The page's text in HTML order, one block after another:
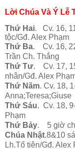
Lời Chúa Và Ý
Thứ Hai. Cv. 16,
tộc/Gđ. Alex Phạm
Thứ Ba. Cv. 16,
Trần Ch. Thắng
Thứ Tư. Cv. 17,
nhân/Gđ. Alex
Thứ Năm. Cv. 18,
Anna;Teresa;Giuse
Thứ Sáu. Cv. 18,
Phạm
Thứ Bảy. 5 giờ
Chúa Nhật.8&10
Lh.Tổ tiên/Gđ. Alex